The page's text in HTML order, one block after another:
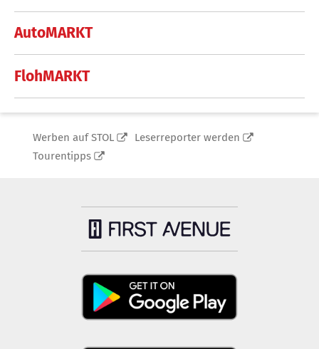
AutoMARKT
FlohMARKT
Werben auf STOL
Leserreporter werden
Tourentipps